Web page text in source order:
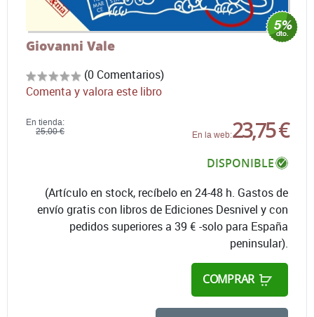
Giovanni Vale
(0 Comentarios)
Comenta y valora este libro
En tienda:
25,00 €
En la web:23,75 €
DISPONIBLE
(Artículo en stock, recíbelo en 24-48 h. Gastos de
envío gratis con libros de Ediciones Desnivel y con
pedidos superiores a 39 € -solo para España
peninsular).
COMPRAR